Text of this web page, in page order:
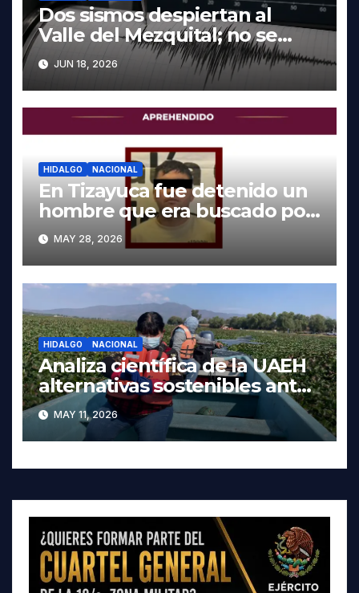
Dos sismos despiertan al
Valle del Mezquital; no se
reportan daños en Hidalgo
JUN 18, 2026
HIDALGO NACIONAL
En Tizayuca fue detenido un
hombre que era buscado por
autoridades de Oaxaca
MAY 28, 2026
HIDALGO NACIONAL
Analiza científica de la UAEH
alternativas sostenibles ante
crisis ambiental en Tula-
Tepeji
MAY 11, 2026